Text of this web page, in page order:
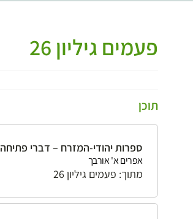
פעמים גיליון 26
תוכן
ספרות יהודי-המזרח – דברי פתיחה
אפרים א' אורבך
מתוך: פעמים גיליון 26